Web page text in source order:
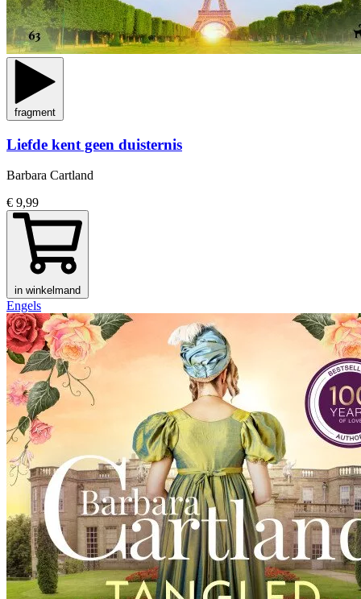
fragment
Liefde kent geen duisternis
Barbara Cartland
€ 9,99
in winkelmand
Engels